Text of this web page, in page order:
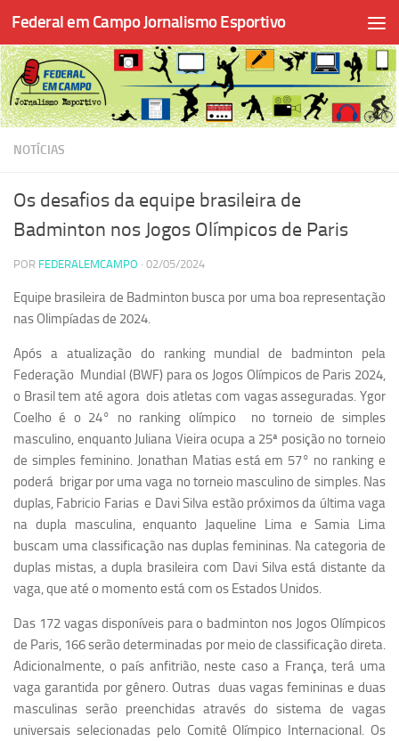
Skip to content
Federal em Campo Jornalismo Esportivo
NOTÍCIAS
Os desafios da equipe brasileira de
Badminton nos Jogos Olímpicos de Paris
POR FEDERALEMCAMPO · 02/05/2024
Equipe brasileira de Badminton busca por uma boa representação
nas Olimpíadas de 2024.
Após a atualização do ranking mundial de badminton pela
Federação Mundial (BWF) para os Jogos Olímpicos de Paris 2024,
o Brasil tem até agora dois atletas com vagas asseguradas. Ygor
Coelho é o 24° no ranking olímpico no torneio de simples
masculino, enquanto Juliana Vieira ocupa a 25ª posição no torneio
de simples feminino. Jonathan Matias está em 57° no ranking e
poderá brigar por uma vaga no torneio masculino de simples. Nas
duplas, Fabricio Farias e Davi Silva estão próximos da última vaga
na dupla masculina, enquanto Jaqueline Lima e Samia Lima
buscam uma classificação nas duplas femininas. Na categoria de
duplas mistas, a dupla brasileira com Davi Silva está distante da
vaga, que até o momento está com os Estados Unidos.
Das 172 vagas disponíveis para o badminton nos Jogos Olímpicos
de Paris, 166 serão determinadas por meio de classificação direta.
Adicionalmente, o país anfitrião, neste caso a França, terá uma
vaga garantida por gênero. Outras duas vagas femininas e duas
masculinas serão preenchidas através do sistema de vagas
universais selecionadas pelo Comitê Olímpico Internacional. Os